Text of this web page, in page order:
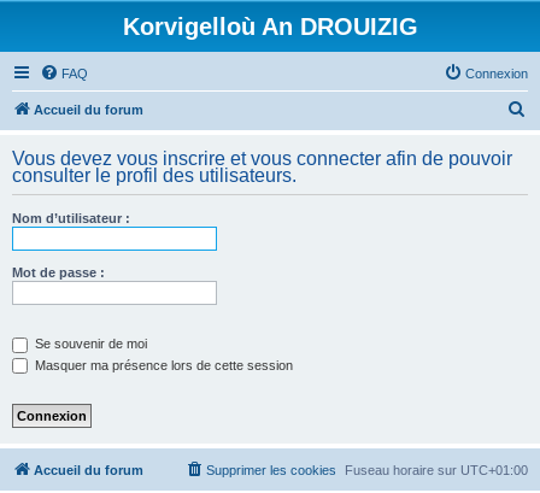
Korvigelloù An DROUIZIG
FAQ Connexion
Accueil du forum
h
Vous devez vous inscrire et vous connecter afin de pouvoir
consulter le profil des utilisateurs.
Nom d’utilisateur :
Mot de passe :
Se souvenir de moi
Masquer ma présence lors de cette session
Accueil du forum Fuseau horaire sur UTC+01:00
Supprimer les cookies